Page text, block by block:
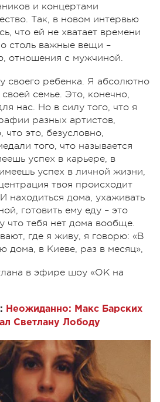
и концертами
Так, в новом интервью
что ей не хватает времени
столь важные вещи –
отношения с мужчиной.
своего ребенка. Я абсолютно
семье. Это, конечно,
нас. Но в силу того, что я
разных артистов,
это, безусловно,
того, что называется
успех в карьере, в
успех в личной жизни,
твоя происходит
находиться дома, ухаживать
готовить ему еду – это
что тебя нет дома вообще.
где я живу, я говорю: «В
дома, в Киеве, раз в месяц»,
в эфире шоу «ОК на
Неожиданно: Макс Барских
Светлану Лободу